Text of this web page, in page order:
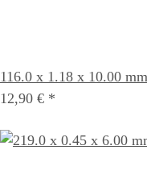
116.0 x 1.18 x 10.00
12,90 € *